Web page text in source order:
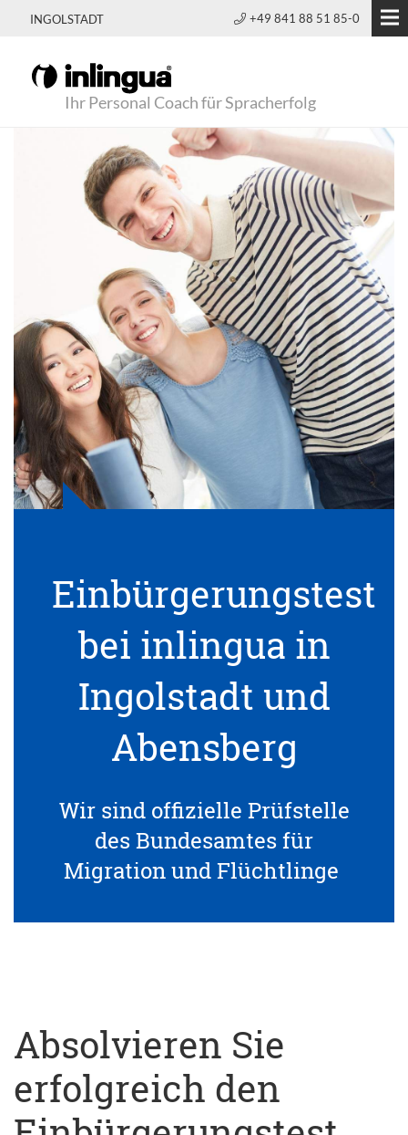
INGOLSTADT +49 841 88 51 85-0
Ihr Personal Coach für Spracherfolg
Einbürgerungstest
bei inlingua in
Ingolstadt und
Abensberg
Wir sind offizielle Prüfstelle
des Bundesamtes für
Migration und Flüchtlinge
Absolvieren Sie
erfolgreich den